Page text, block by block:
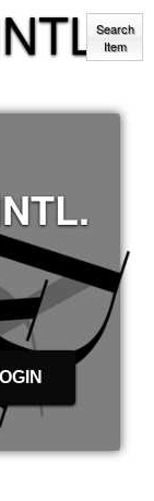
Search
Item